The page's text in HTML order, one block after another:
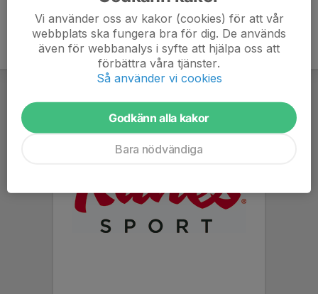
Vi använder oss av kakor (cookies) för att vår
webbplats ska fungera bra för dig. De används
även för webbanalys i syfte att hjälpa oss att
förbättra våra tjänster.
Så använder vi cookies
Godkänn alla kakor
Bara nödvändiga